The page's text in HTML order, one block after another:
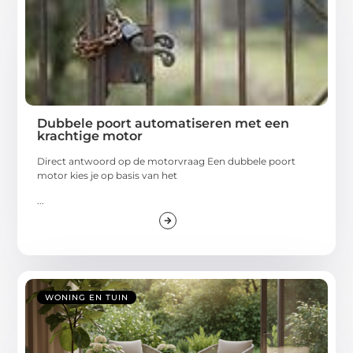
Dubbele poort automatiseren met een
krachtige motor
Direct antwoord op de motorvraag Een dubbele poort
motor kies je op basis van het
...
WONING EN TUIN